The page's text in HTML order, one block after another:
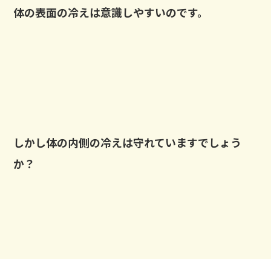
体の表面の冷えは意識しやすいのです。
しかし体の内側の冷えは守れていますでしょう
か？